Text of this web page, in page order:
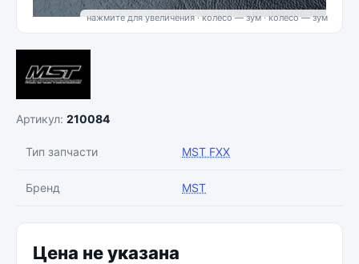
нажмите для увеличения · колесо — зум
Артикул: 210084
Тип запчасти MST FXX
Бренд MST
Цена не указана